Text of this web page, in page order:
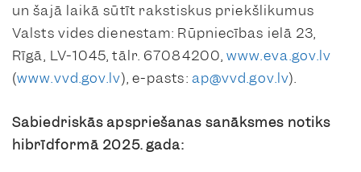
un šajā laikā sūtīt rakstiskus priekšlikumus
Valsts vides dienestam: Rūpniecības ielā 23,
Rīgā, LV-1045, tālr. 67084200,www.eva.gov.lv
(www.vvd.gov.lv), e-pasts: ap@vvd.gov.lv).
Sabiedriskās apspriešanas sanāksmes notiks
hibrīdformā 2025. gada: